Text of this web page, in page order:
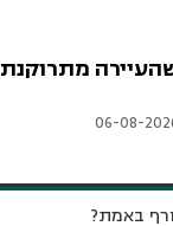
מתרוקנת
06-08-